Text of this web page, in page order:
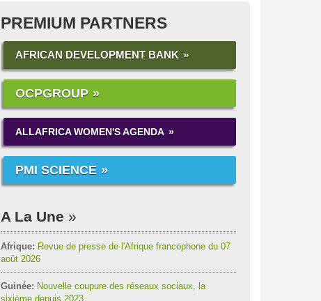
PREMIUM PARTNERS
AFRICAN DEVELOPMENT BANK
OCPGROUP
ALLAFRICA WOMEN'S AGENDA
PMI SCIENCE
A La Une
Afrique: Revue de presse de l'Afrique francophone du 07
août 2026
Guinée: Nouvelle coupure des réseaux sociaux, la
sixième depuis 2023